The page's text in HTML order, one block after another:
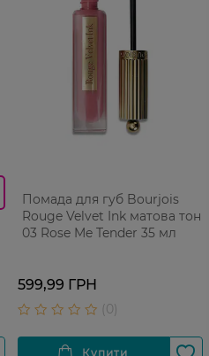
Помада для губ Bourjois
Rouge Velvet Ink матова тон
03 Rose Me Tender 35 мл
599,99 ГРН